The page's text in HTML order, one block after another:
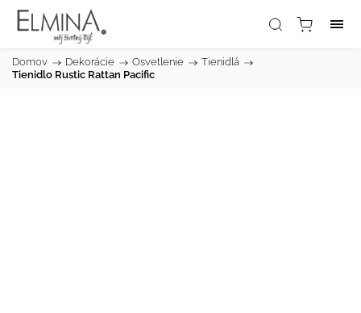
Domov / Dekorácie / Osvetlenie / Tienidlá /
Tienidlo Rustic Rattan Pacific